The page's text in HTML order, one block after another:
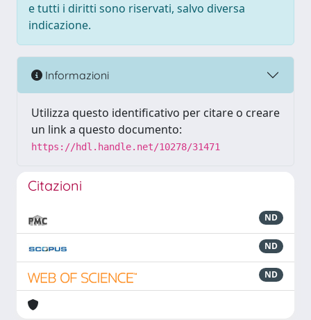
e tutti i diritti sono riservati, salvo diversa
indicazione.
Informazioni
Utilizza questo identificativo per citare o creare
un link a questo documento:
https://hdl.handle.net/10278/31471
Citazioni
ND
ND
ND